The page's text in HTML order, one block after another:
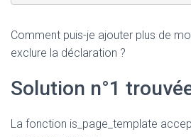
Comment puis-je ajouter plus de
exclure la déclaration ?
Solution n°1
La fonction is_page_template